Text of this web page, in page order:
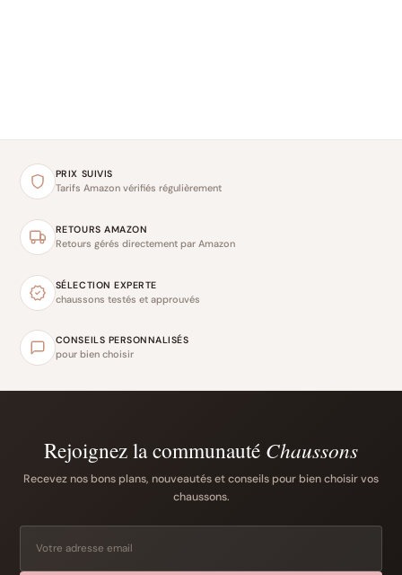
PRIX SUIVIS
Tarifs Amazon vérifiés régulièrement
RETOURS AMAZON
Retours gérés directement par Amazon
SÉLECTION EXPERTE
chaussons testés et approuvés
CONSEILS PERSONNALISÉS
pour bien choisir
Rejoignez la communauté Chaussons
Recevez nos bons plans, nouveautés et conseils pour bien choisir vos
chaussons.